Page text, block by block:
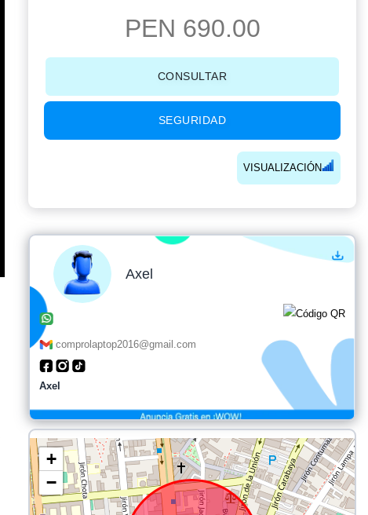
PEN 690.00
CONSULTAR
SEGURIDAD
VISUALIZACIÓN
Axel
comprolaptop2016@gmail.com
Axel
+
−